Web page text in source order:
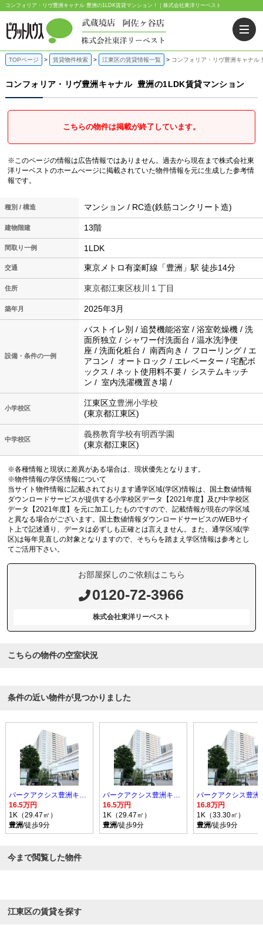
コンフォリア・リヴ豊洲キャナル 豊洲の1LDK賃貸マンション！｜株式会社東洋リーベスト
TOPページ 賃貸物件検索 江東区の賃貸情報一覧 コンフォリア・リヴ豊洲キャナル
コンフォリア・リヴ豊洲キャナル 豊洲の1LDK賃貸マンション
こちらの物件は掲載が終了しています。
※このページの情報は広告情報ではありません。過去から現在まで株式会社東
洋リーベストのホームぺージに掲載されていた物件情報を元に生成した参考情
報です。
種別 / 構造 マンション / RC造(鉄筋コンクリート造)
建物階建 13階
間取り一例 1LDK
交通 東京メトロ有楽町線「豊洲」駅 徒歩14分
住所 東京都江東区枝川１丁目
築年月 2025年3月
設備・条件の一例
バストイレ別 / 追焚機能浴室 / 浴室乾燥機 / 洗
面所独立 / シャワー付洗面台 / 温水洗浄便
座 / 洗面化粧台 / 南西向き / フローリング / エ
アコン / オートロック / エレベーター / 宅配ボ
ックス / ネット使用料不要 / システムキッチ
ン / 室内洗濯機置き場 /
小学校区
江東区立豊洲小学校
(東京都江東区)
中学校区
義務教育学校有明西学園
(東京都江東区)
※各種情報と現状に差異がある場合は、現状優先となります。
※物件情報の学区情報について
当サイト物件情報に記載されております通学区域(学区)情報は、国土数値情報
ダウンロードサービスが提供する小学校区データ【2021年度】及び中学校区
データ【2021年度】を元に加工したものですので、記載情報が現在の学区域
と異なる場合がございます。国土数値情報ダウンロードサービスのWEBサイ
ト上で記述通り、データは必ずしも正確とは言えません。また、通学区域(学
区)は毎年見直しの対象となりますので、そちらを踏まえ学区情報は参考とし
てご活用下さい。
お部屋探しのご依頼はこちら
0120-72-3966
株式会社東洋リーベスト
こちらの物件の空室状況
条件の近い物件が見つかりました
パークアクシス豊洲キャナル
16.5万円
1K（29.47㎡）
豊洲/徒歩9分
パークアクシス豊洲キャナル
16.5万円
1K（29.47㎡）
豊洲/徒歩9分
16.8万円
1K（33.30㎡）
豊洲/徒歩9分
今まで閲覧した物件
江東区の賃貸を探す